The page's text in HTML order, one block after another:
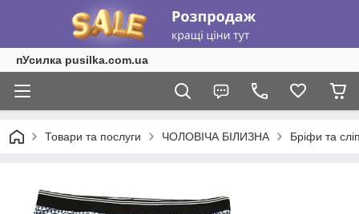
пУсилка pusilka.com.ua
Товари та послуги ЧОЛОВІЧА БІЛИЗНА Бріфи та